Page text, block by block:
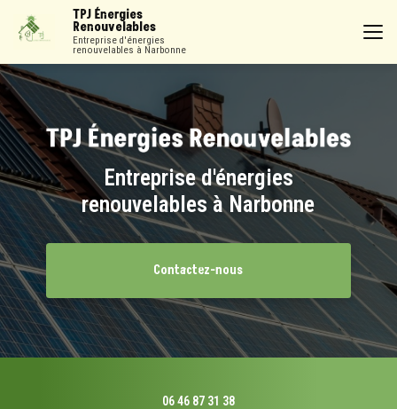
contenu
TPJ Énergies
Renouvelables
Entreprise d'énergies
renouvelables à Narbonne
Entreprise d'énergies
renouvelables à Narbonne
Contactez-nous
06 46 87 31 38